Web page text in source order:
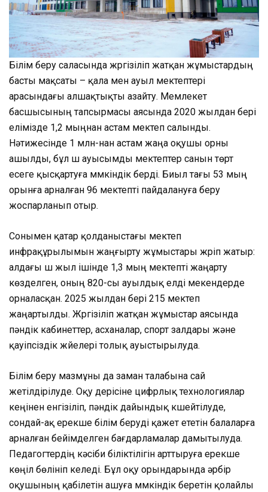
Білім беру саласында жүргізіліп жатқан жұмыстардың
басты мақсаты – қала мен ауыл мектептері
арасындағы алшақтықты азайту. Мемлекет
басшысының тапсырмасы аясында 2020 жылдан бері
елімізде 1,2 мыңнан астам мектеп салынды.
Нәтижесінде 1 млн-нан астам жаңа оқушы орны
ашылды, бұл үш ауысымды мектептер санын төрт
есеге қысқартуға мүмкіндік берді. Биыл тағы 53 мың
орынға арналған 96 мектепті пайдалануға беру
жоспарланып отыр.
Сонымен қатар қолданыстағы мектеп
инфрақұрылымын жаңғырту жұмыстары жүріп жатыр:
алдағы үш жыл ішінде 1,3 мың мектепті жаңарту
көзделген, оның 820-сы ауылдық елді мекендерде
орналасқан. 2025 жылдан бері 215 мектеп
жаңартылды. Жүргізіліп жатқан жұмыстар аясында
пәндік кабинеттер, асханалар, спорт залдары және
қауіпсіздік жүйелері толық ауыстырылуда.
Білім беру мазмұны да заман талабына сай
жетілдірілуде. Оқу үдерісіне цифрлық технологиялар
кеңінен енгізіліп, пәндік дайындық күшейтілуде,
сондай-ақ ерекше білім беруді қажет ететін балаларға
арналған бейімделген бағдарламалар дамытылуда.
Педагогтердің кәсіби біліктілігін арттыруға ерекше
көңіл бөлініп келеді. Бұл оқу орындарында әрбір
оқушының қабілетін ашуға мүмкіндік беретін қолайлы